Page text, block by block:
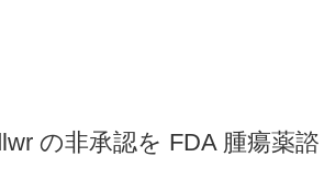
の非承認を FDA 腫瘍薬諮